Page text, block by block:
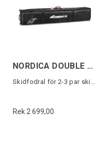
NORDICA DOUBLE ROLLER SKI BAG Svart/Vit
Skidfodral för 2-3 par skidor
Rek 2 699,00